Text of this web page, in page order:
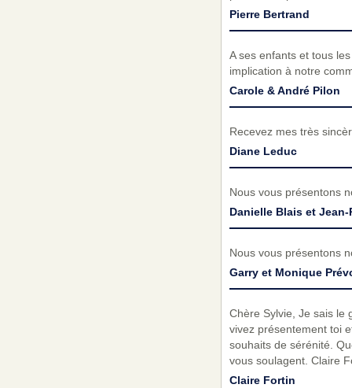
Pierre Bertrand
A ses enfants et tous
implication à notre
Carole & André Pilon
Recevez mes très
Diane Leduc
Nous vous présentons
Danielle Blais et Jean-
Nous vous présentons
Garry et Monique
Chère Sylvie, Je sais le
vivez présentement toi
souhaits de sérénité.
vous soulagent. Claire
Claire Fortin